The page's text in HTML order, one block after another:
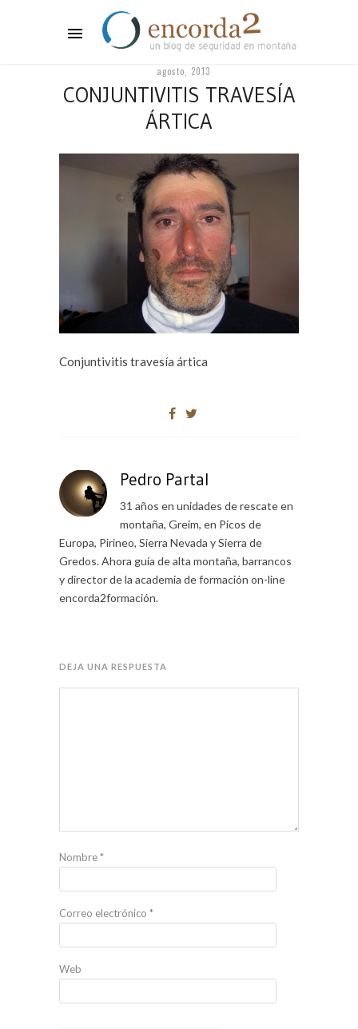
agosto, 2013
CONJUNTIVITIS TRAVESÍA
ÁRTICA
Conjuntivitis travesía ártica
Pedro Partal
31 años en unidades de rescate en
montaña, Greim, en Picos de
Europa, Pirineo, Sierra Nevada y Sierra de
Gredos. Ahora guía de alta montaña, barrancos
y director de la academia de formación on-line
encorda2formación.
DEJA UNA RESPUESTA
Nombre*
Correo electrónico *
Web